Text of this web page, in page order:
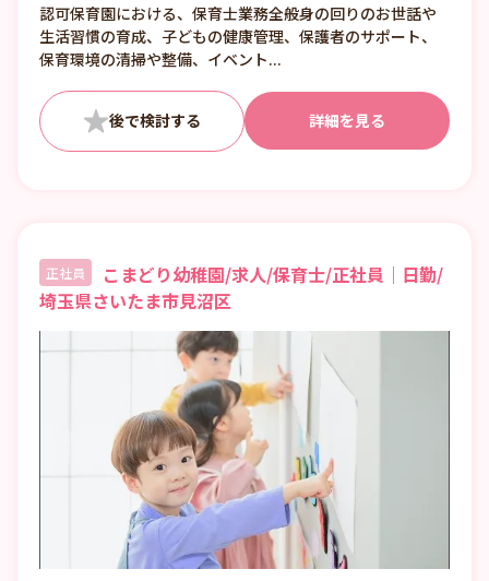
認可保育園における、保育士業務全般身の回りのお世話や
生活習慣の育成、子どもの健康管理、保護者のサポート、
保育環境の清掃や整備、イベント...
詳細を見る
正社員
こまどり幼稚園/求人/保育士/正社員｜日勤/
埼玉県さいたま市見沼区